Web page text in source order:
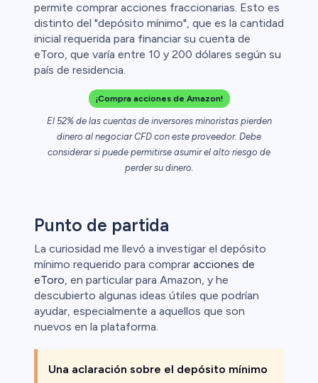
permite comprar acciones fraccionarias. Esto es
distinto del "depósito mínimo", que es la cantidad
inicial requerida para financiar su cuenta de
eToro, que varía entre 10 y 200 dólares según su
país de residencia.
¡Compra acciones de Amazon!
El 52% de las cuentas de inversores minoristas pierden
dinero al negociar CFD con este proveedor. Debe
considerar si puede permitirse asumir el alto riesgo de
perder su dinero.
Punto de partida
La curiosidad me llevó a investigar el depósito
mínimo requerido para comprar acciones de
eToro, en particular para Amazon, y he
descubierto algunas ideas útiles que podrían
ayudar, especialmente a aquellos que son
nuevos en la plataforma.
Una aclaración sobre el depósito mínimo